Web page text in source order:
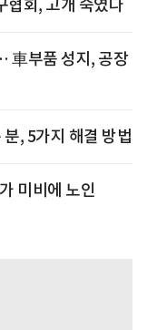
협회, 고개 숙였다
車부품 성지, 공장
, 5가지 해결 방법
미비에 노인